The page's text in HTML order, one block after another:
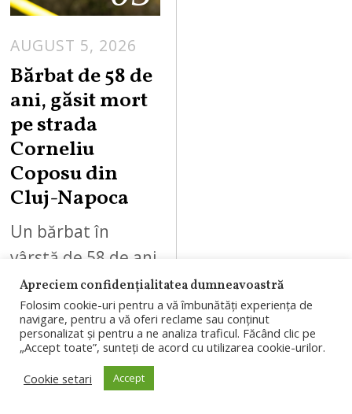
AUGUST 5, 2026
Bărbat de 58 de
ani, găsit mort
pe strada
Corneliu
Coposu din
Cluj-Napoca
Un bărbat în
vârstă de 58 de ani
a fost găsit în
stare de
inconștiență, marți
dimineață, 4
august 2026, pe
Apreciem confidențialitatea dumneavoastră
Folosim cookie-uri pentru a vă îmbunătăți experiența de
navigare, pentru a vă oferi reclame sau conținut
personalizat și pentru a ne analiza traficul. Făcând clic pe
„Accept toate”, sunteți de acord cu utilizarea cookie-urilor.
Cookie setari
Accept